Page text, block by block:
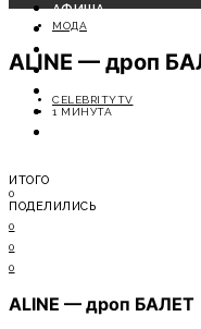
АФИША
СОБЫТИЯ
КРАСОТА
МОДА
ЛИЧНОСТЬ
ОТДЫХ
МОДА
ALINE — дроп
CELEBRITYTV
1 МИНУТА
ИТОГО
0
ПОДЕЛИЛИСЬ
0
0
0
ALINE — дроп БАЛЕТ